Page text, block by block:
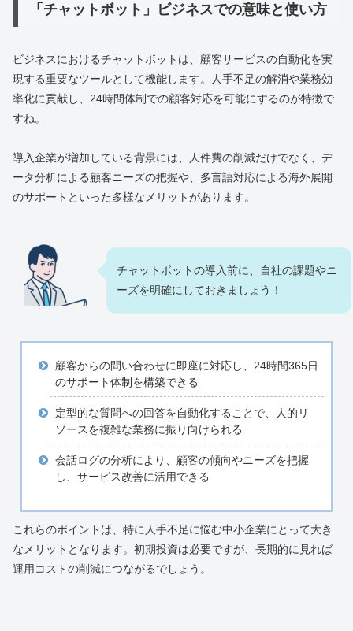
「チャットボット」ビジネスでの意味と使い方
ビジネスにおけるチャットボットは、顧客サービスの自動化を実
現する重要なツールとして機能します。人手不足の解消や業務効
率化に貢献し、24時間体制での顧客対応を可能にするのが特徴で
すね。
導入企業が増加している背景には、人件費の削減だけでなく、デ
ータ分析による顧客ニーズの把握や、多言語対応による海外展開
のサポートといった多様なメリットがあります。
チャットボットの導入前に、自社の課題やニ
ーズを明確にしておきましょう！
顧客からの問い合わせに即座に対応し、24時間365日
のサポート体制を構築できる
定型的な質問への回答を自動化することで、人的リ
ソースを複雑な業務に振り向けられる
会話ログの分析により、顧客の傾向やニーズを把握
し、サービス改善に活用できる
これらのポイントは、特に人手不足に悩む中小企業にとって大き
なメリットとなります。初期投資は必要ですが、長期的に見れば
運用コストの削減につながるでしょう。